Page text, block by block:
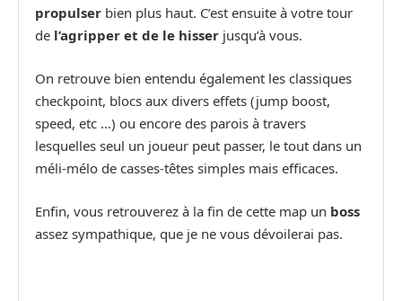
propulser bien plus haut. C’est ensuite à votre tour
de l’agripper et de le hisser jusqu’à vous.
On retrouve bien entendu également les classiques
checkpoint, blocs aux divers effets (jump boost,
speed, etc …) ou encore des parois à travers
lesquelles seul un joueur peut passer, le tout dans un
méli-mélo de casses-têtes simples mais efficaces.
Enfin, vous retrouverez à la fin de cette map un boss
assez sympathique, que je ne vous dévoilerai pas.